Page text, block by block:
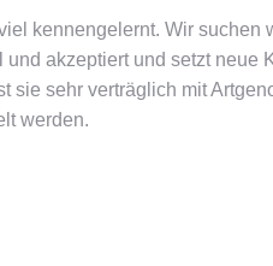
kennengelernt. Wir
akzeptiert und setzt
sehr verträglich mit
werden.